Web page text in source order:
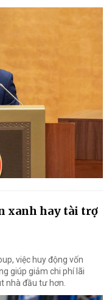
xanh hay tài trợ
việc huy động vốn
giúp giảm chi phí lãi
nhà đầu tư hơn.